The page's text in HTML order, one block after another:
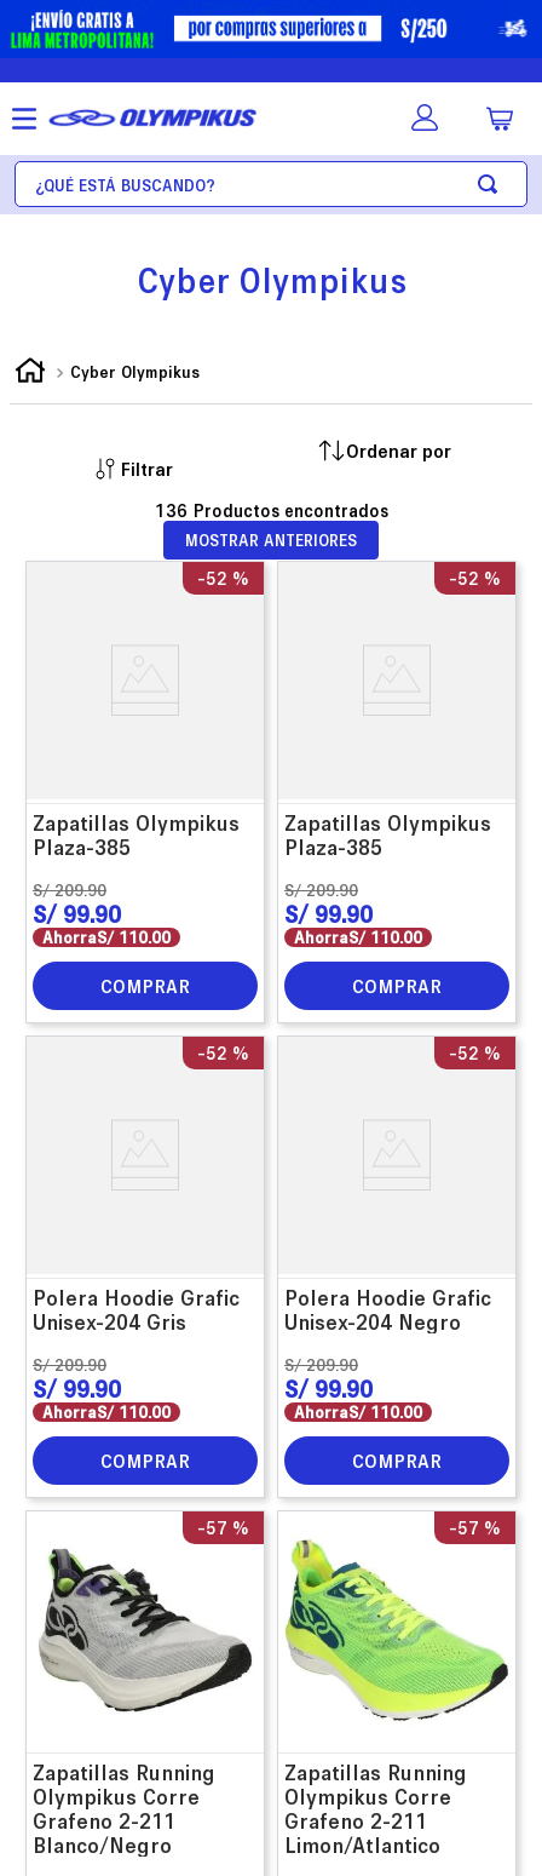
¿Qué está buscando?
Cyber Olympikus
Cyber Olympikus
Filtrar
136
MOSTRAR ANTERIORES
-52 %
Zapatillas Olympikus
Plaza-385
S/ 209.90
S/ 99.90
AhorraS/ 110.00
COMPRAR
-52 %
Zapatillas Olympikus
Plaza-385
S/ 209.90
S/ 99.90
AhorraS/ 110.00
COMPRAR
-52 %
Polera Hoodie Grafic
Unisex-204 Gris
S/ 209.90
S/ 99.90
AhorraS/ 110.00
COMPRAR
-52 %
Polera Hoodie Grafic
Unisex-204 Negro
S/ 209.90
S/ 99.90
AhorraS/ 110.00
COMPRAR
-57 %
Zapatillas Running
Olympikus Corre
Grafeno 2-211
Blanco/Negro
-57 %
Zapatillas Running
Olympikus Corre
Grafeno 2-211
Limon/Atlantico